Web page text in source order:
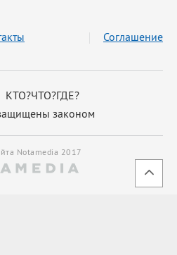
законом
Соглашение
Notamedia 2017